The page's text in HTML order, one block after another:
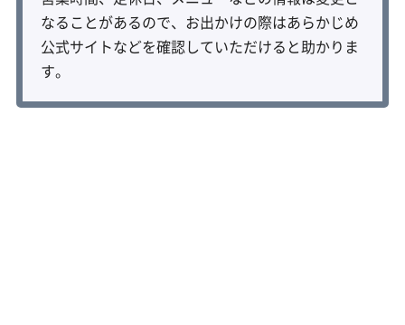
なることがあるので、お出かけの際はあらかじめ
公式サイトなどを確認していただけると助かりま
す。